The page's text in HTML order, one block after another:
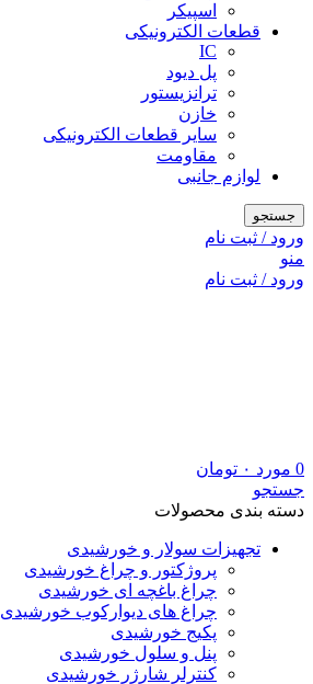
اسپیکر
قطعات الکترونیکی
IC
پل دیود
ترانزیستور
خازن
سایر قطعات الکترونیکی
مقاومت
لوازم جانبی
جستجو
ورود / ثبت نام
منو
ورود / ثبت نام
0 مورد ۰ تومان
جستجو
دسته بندی محصولات
تجهیزات سولار و خورشیدی
پروژکتور و چراغ خورشیدی
چراغ باغچه ای خورشیدی
چراغ های دیوارکوب خورشیدی
پکیج خورشیدی
پنل و سلول خورشیدی
کنترلر شارژر خورشیدی